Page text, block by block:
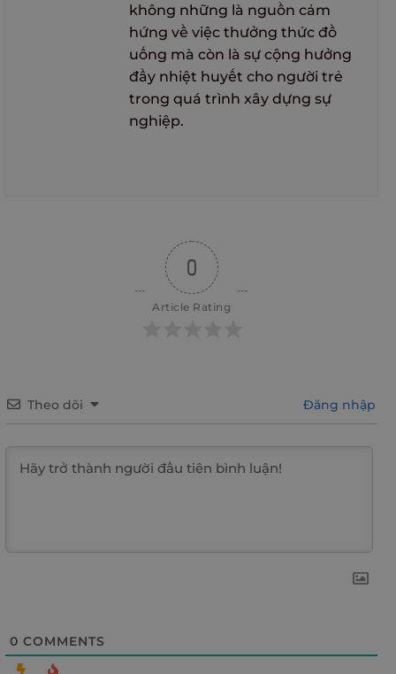
không những là nguồn cảm
hứng về việc thưởng thức đồ
uống mà còn là sự cộng hưởng
đầy nhiệt huyết cho người trẻ
trong quá trình xây dựng sự
nghiệp.
0
Article Rating
Theo dõi Đăng nhập
0 COMMENTS